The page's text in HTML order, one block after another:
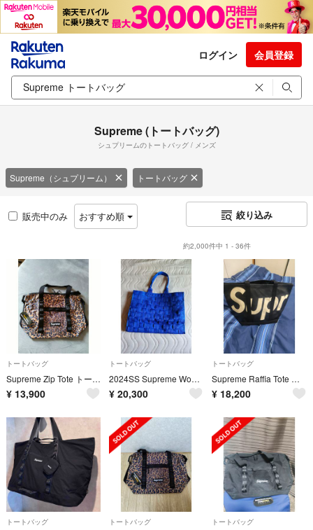
ログイン 会員登録
Supreme (トートバッグ)
シュプリームのトートバッグ / メンズ
Supreme（シュプリーム） トートバッグ
販売中のみ おすすめ順 絞り込み
約2,000件中 1 - 36件
トートバッグ
Supreme Zip Tote トートバッグ レオパード 美品
¥ 13,900
トートバッグ
2024SS Supreme Woven Tote ウーブン トート バッグ
¥ 20,300
トートバッグ
Supreme Raffia Tote ブラック トートバッグ 美品
¥ 18,200
トートバッグ トートバッグ トートバッグ